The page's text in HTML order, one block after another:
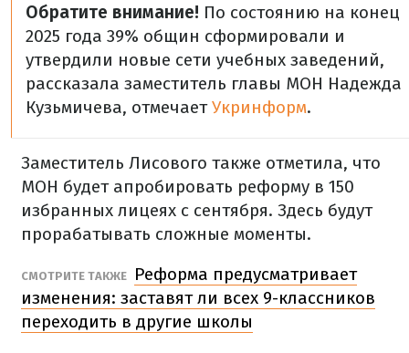
Обратите внимание! По состоянию на конец
2025 года 39% общин сформировали и
утвердили новые сети учебных заведений,
рассказала заместитель главы МОН Надежда
Кузьмичева, отмечаетУкринформ.
Заместитель Лисового также отметила, что
МОН будет апробировать реформу в 150
избранных лицеях с сентября. Здесь будут
прорабатывать сложные моменты.
СМОТРИТЕ ТАКЖЕ
Реформа предусматривает
изменения: заставят ли всех 9-классников
переходить в другие школы